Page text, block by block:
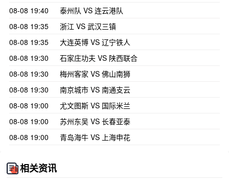
08-08 19:40
泰州队 VS 连云港队
08-08 19:35
浙江 VS 武汉三镇
08-08 19:35
大连英博 VS 辽宁铁人
08-08 19:30
石家庄功夫 VS 陕西联合
08-08 19:30
梅州客家 VS 佛山南狮
08-08 19:30
南京城市 VS 南通支云
08-08 19:00
尤文图斯 VS 国际米兰
08-08 19:00
苏州东吴 VS 长春亚泰
08-08 19:00
青岛海牛 VS 上海申花
相关资讯